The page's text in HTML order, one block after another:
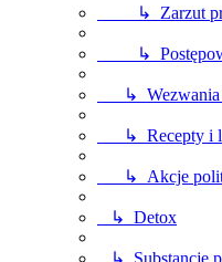
↳ Zarzut
↳
↳ Wezwania
↳ Recepty i
↳ Akcje
↳ Detox
↳ Substancje